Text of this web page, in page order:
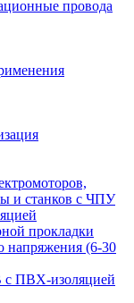
провода
и станков с ЧПУ
прокладки
напряжения (6-30
с ПВХ-изоляцией